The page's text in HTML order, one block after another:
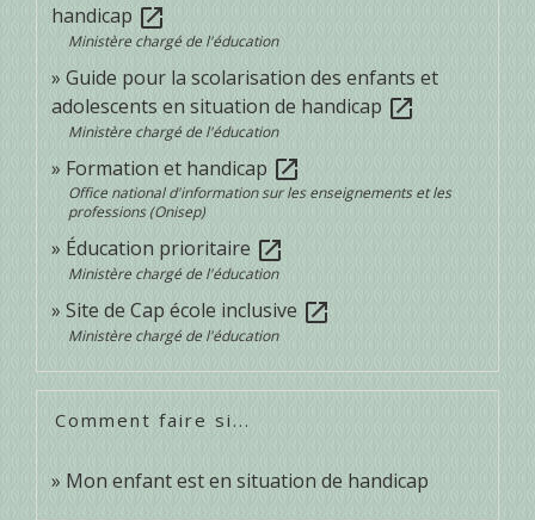
handicap open_in_new
Ministère chargé de l'éducation
Guide pour la scolarisation des enfants et
adolescents en situation de handicap open_in_new
Ministère chargé de l'éducation
Formation et handicap open_in_new
Office national d'information sur les enseignements et les
professions (Onisep)
Éducation prioritaire open_in_new
Ministère chargé de l'éducation
Site de Cap école inclusive open_in_new
Ministère chargé de l'éducation
Comment faire si...
Mon enfant est en situation de handicap